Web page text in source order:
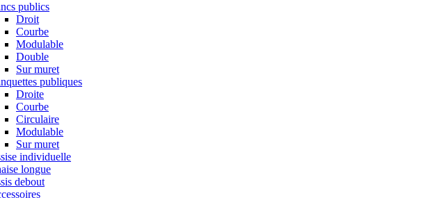
publics
Droit
Courbe
Modulable
Double
Sur muret
publiques
Droite
Courbe
Circulaire
Modulable
Sur muret
individuelle
longue
debout